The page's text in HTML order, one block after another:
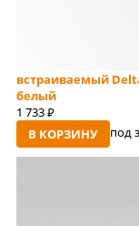
встраиваемый
белый
1 733 руб
В КОРЗИНУ под